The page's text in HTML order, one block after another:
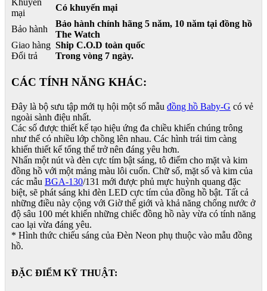
Khuyến
mại
Có khuyến mại
Bảo hành
Bảo hành chính hãng 5 năm, 10 năm tại đồng hồ
The Watch
Giao hàng Ship C.O.D toàn quốc
Đổi trả
Trong vòng 7 ngày.
CÁC TÍNH NĂNG KHÁC:
Đây là bộ sưu tập mới tụ hội một số mẫu đồng hồ Baby-G có vẻ
ngoài sành điệu nhất.
Các số được thiết kế tạo hiệu ứng đa chiều khiến chúng trông
như thể có nhiều lớp chồng lên nhau. Các hình trái tim càng
khiến thiết kế tổng thể trở nên đáng yêu hơn.
Nhấn một nút và đèn cực tím bật sáng, tô điểm cho mặt và kim
đồng hồ với một mảng màu lôi cuốn. Chữ số, mặt số và kim của
các mẫu BGA-130/131 mới được phủ mực huỳnh quang đặc
biệt, sẽ phát sáng khi đèn LED cực tím của đồng hồ bật. Tất cả
những điều này cộng với Giờ thế giới và khả năng chống nước ở
độ sâu 100 mét khiến những chiếc đồng hồ này vừa có tính năng
cao lại vừa đáng yêu.
* Hình thức chiếu sáng của Đèn Neon phụ thuộc vào mẫu đồng
hồ.
ĐẶC ĐIỂM KỸ THUẬT: